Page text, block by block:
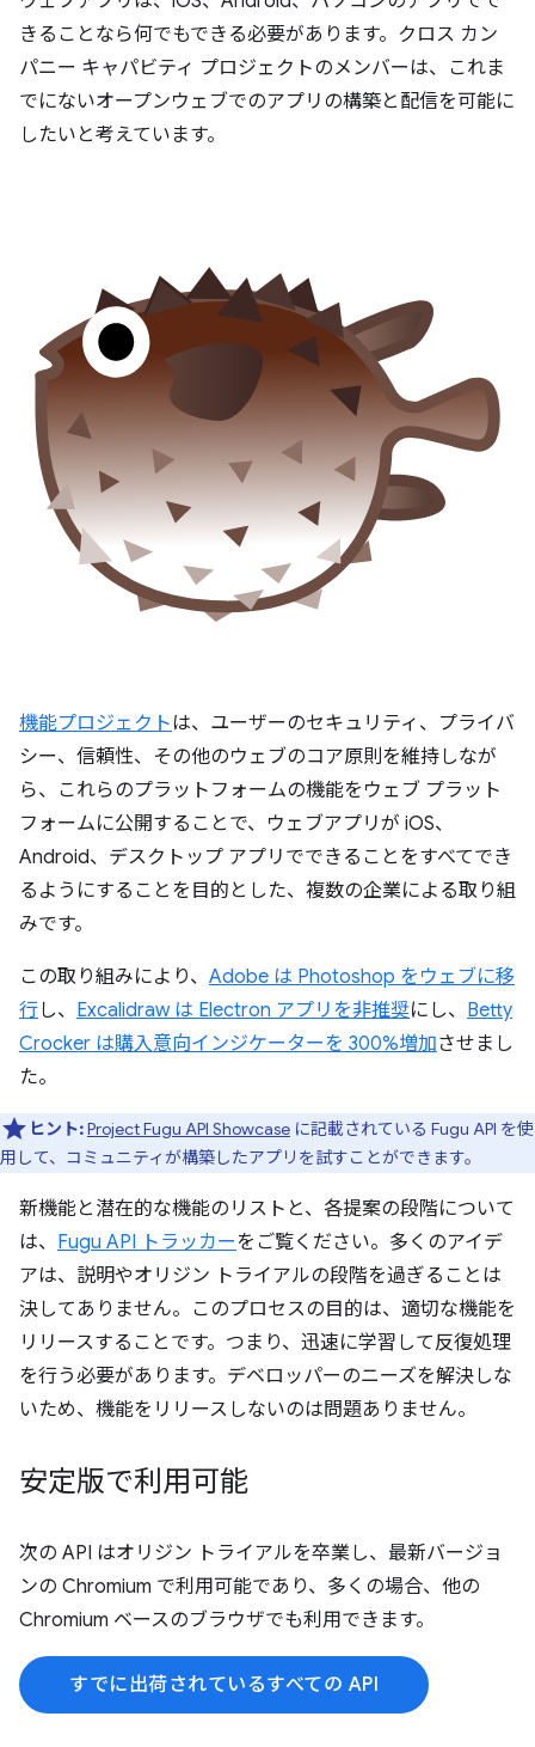
きることなら何でもできる必要があります。クロス カン
パニー キャパビティ プロジェクトのメンバーは、これま
でにないオープンウェブでのアプリの構築と配信を可能に
したいと考えています。
機能プロジェクトは、ユーザーのセキュリティ、プライバ
シー、信頼性、その他のウェブのコア原則を維持しなが
ら、これらのプラットフォームの機能をウェブ プラット
フォームに公開することで、ウェブアプリが iOS、
Android、デスクトップ アプリでできることをすべてでき
るようにすることを目的とした、複数の企業による取り組
みです。
この取り組みにより、 Adobe は Photoshop をウェブに移
行し、 Excalidraw は Electron アプリを非推奨にし、 Betty
Crocker は購入意向インジケーターを 300%増加させまし
た。
ヒント:Project Fugu API Showcase に記載されている Fugu API を使
用して、コミュニティが構築したアプリを試すことができます。
新機能と潜在的な機能のリストと、各提案の段階について
は、 Fugu API トラッカーをご覧ください。多くのアイデ
アは、説明やオリジン トライアルの段階を過ぎることは
決してありません。このプロセスの目的は、適切な機能を
リリースすることです。つまり、迅速に学習して反復処理
を行う必要があります。デベロッパーのニーズを解決しな
いため、機能をリリースしないのは問題ありません。
安定版で利用可能
次の API はオリジン トライアルを卒業し、最新バージョ
ンの Chromium で利用可能であり、多くの場合、他の
Chromium ベースのブラウザでも利用できます。
すでに出荷されているすべての API